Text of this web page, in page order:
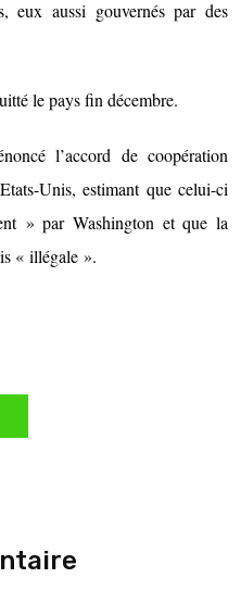
aussi gouvernés par des
le pays fin décembre.
l’accord de coopération
Unis, estimant que celui-ci
» par Washington et que la
« illégale ».